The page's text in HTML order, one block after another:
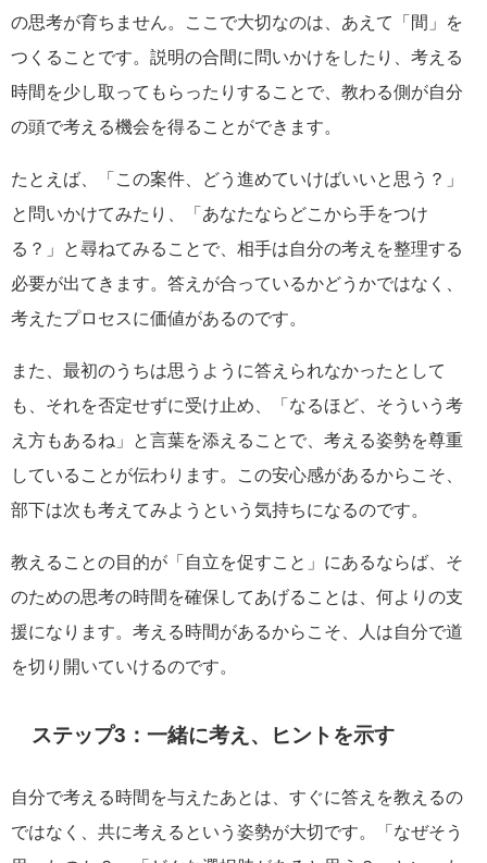
の思考が育ちません。ここで大切なのは、あえて「間」を
つくることです。説明の合間に問いかけをしたり、考える
時間を少し取ってもらったりすることで、教わる側が自分
の頭で考える機会を得ることができます。
たとえば、「この案件、どう進めていけばいいと思う？」
と問いかけてみたり、「あなたならどこから手をつけ
る？」と尋ねてみることで、相手は自分の考えを整理する
必要が出てきます。答えが合っているかどうかではなく、
考えたプロセスに価値があるのです。
また、最初のうちは思うように答えられなかったとして
も、それを否定せずに受け止め、「なるほど、そういう考
え方もあるね」と言葉を添えることで、考える姿勢を尊重
していることが伝わります。この安心感があるからこそ、
部下は次も考えてみようという気持ちになるのです。
教えることの目的が「自立を促すこと」にあるならば、そ
のための思考の時間を確保してあげることは、何よりの支
援になります。考える時間があるからこそ、人は自分で道
を切り開いていけるのです。
ステップ3：一緒に考え、ヒントを示す
自分で考える時間を与えたあとは、すぐに答えを教えるの
ではなく、共に考えるという姿勢が大切です。「なぜそう